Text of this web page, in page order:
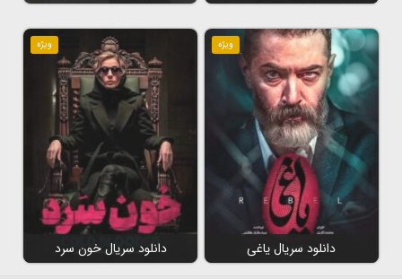
ویژه
دانلود سریال یاغی
ویژه
دانلود سریال خون سرد